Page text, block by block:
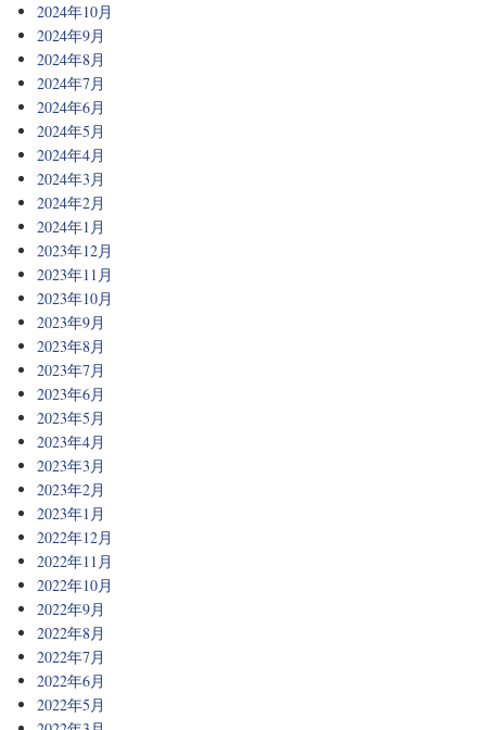
2024年10月
2024年9月
2024年8月
2024年7月
2024年6月
2024年5月
2024年4月
2024年3月
2024年2月
2024年1月
2023年12月
2023年11月
2023年10月
2023年9月
2023年8月
2023年7月
2023年6月
2023年5月
2023年4月
2023年3月
2023年2月
2023年1月
2022年12月
2022年11月
2022年10月
2022年9月
2022年8月
2022年7月
2022年6月
2022年5月